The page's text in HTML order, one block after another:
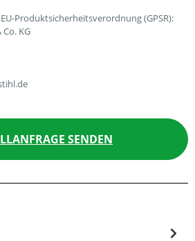
Produktsicherheitsverordnung (GPSR):
KG
SENDEN